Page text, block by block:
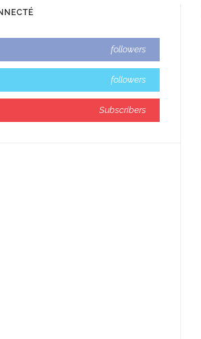
followers
followers
Subscribers